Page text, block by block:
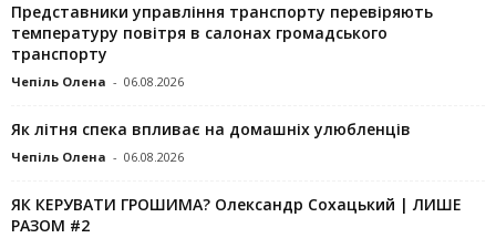
Представники управління транспорту перевіряють
температуру повітря в салонах громадського
транспорту
Чепіль Олена - 06.08.2026
Як літня спека впливає на домашніх улюбленців
Чепіль Олена - 06.08.2026
ЯК КЕРУВАТИ ГРОШИМА? Олександр Сохацький | ЛИШЕ
РАЗОМ #2